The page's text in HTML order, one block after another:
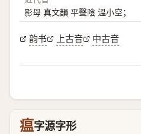
影母 真文韻 平聲陰 溫小空；
韵书 上古音 中古音
瘟字源字形